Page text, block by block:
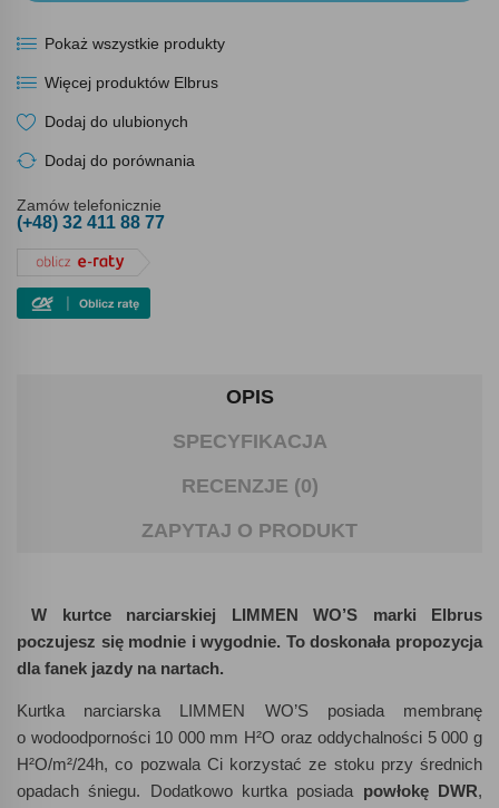
Pokaż wszystkie produkty
Więcej produktów Elbrus
Dodaj do ulubionych
Dodaj do porównania
Zamów telefonicznie
(+48) 32 411 88 77
OPIS
SPECYFIKACJA
RECENZJE (0)
ZAPYTAJ O PRODUKT
W kurtce narciarskiej LIMMEN WO’S marki Elbrus
poczujesz się modnie i wygodnie. To doskonała propozycja
dla fanek jazdy na nartach.
Kurtka narciarska LIMMEN WO’S posiada membranę
o wodoodporności 10 000 mm H²O oraz oddychalności 5 000 g
H²O/m²/24h, co pozwala Ci korzystać ze stoku przy średnich
opadach śniegu. Dodatkowo kurtka posiada powłokę DWR,